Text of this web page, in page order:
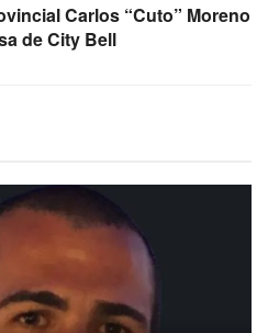
Carlos “Cuto” Moreno
de City Bell